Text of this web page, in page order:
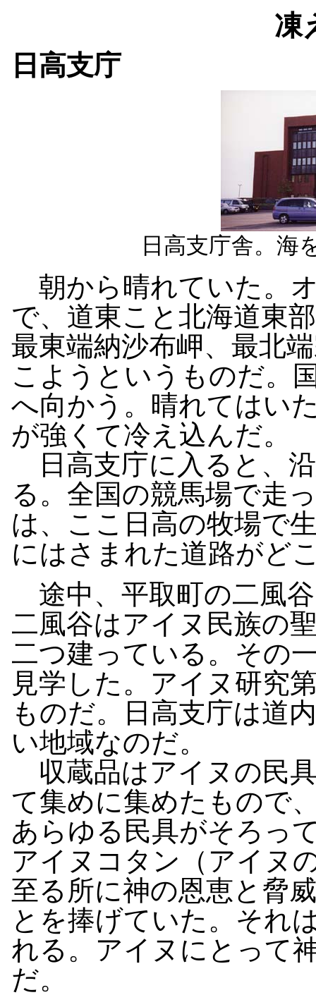
凍
日高支庁
日高支庁舎。海
朝から晴れていた。
で、道東こと北海道東
最東端納沙布岬、最北
こようというものだ。
へ向かう。晴れてはい
が強くて冷え込んだ。
日高支庁に入ると、
る。全国の競馬場で走
は、ここ日高の牧場で
にはさまれた道路がど
途中、平取町の二風
二風谷はアイヌ民族の
二つ建っている。その
見学した。アイヌ研究
ものだ。日高支庁は道
い地域なのだ。
収蔵品はアイヌの民
て集めに集めたもので
あらゆる民具がそろっ
アイヌコタン（アイヌ
至る所に神の恩恵と脅
とを捧げていた。それ
れる。アイヌにとって
だ。